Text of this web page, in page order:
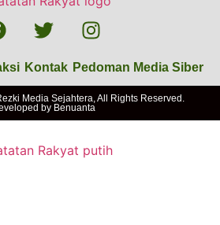
Kontak Pedoman Media Siber
Media Sejahtera, All Rights Reserved.
by Benuanta